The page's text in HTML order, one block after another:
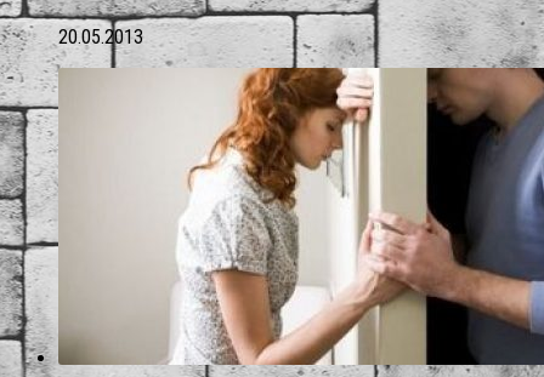
20.05.2013